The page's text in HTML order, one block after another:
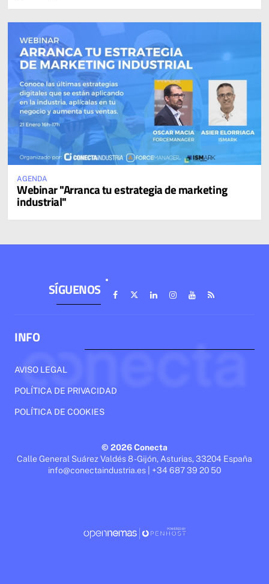
AGENDA
Webinar "Arranca tu estrategia de marketing
industrial"
SÍGUENOS
INFO
AVISO LEGAL
POLÍTICA DE PRIVACIDAD
POLÍTICA DE COOKIES
© 2026 Conecta
Calle General Suárez Valdés 8 - Gijón, Asturias, 33204 España
info@conectaindustria.es | +34 687 39 20 50